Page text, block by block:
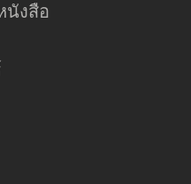
นังสือ